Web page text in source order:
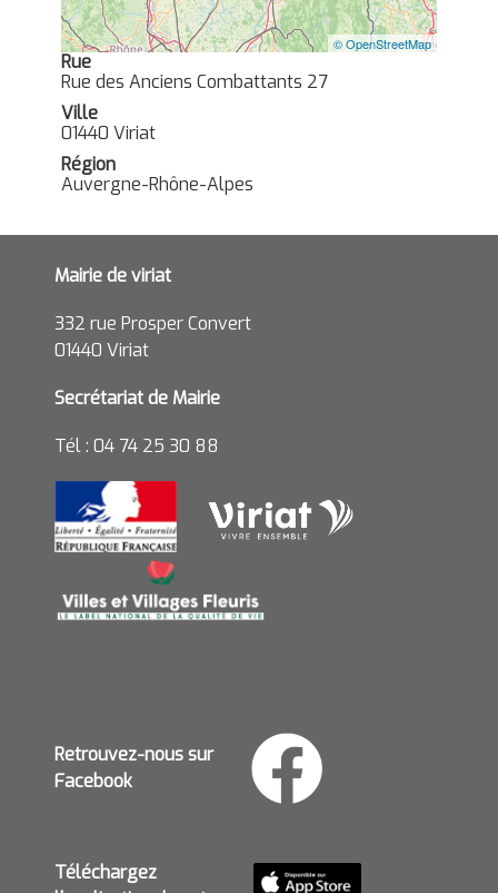
© OpenStreetMap
Rue
Rue des Anciens Combattants 27
Ville
01440 Viriat
Région
Auvergne-Rhône-Alpes
Mairie de viriat
332 rue Prosper Convert
01440 Viriat
Secrétariat de Mairie
Tél : 04 74 25 30 88
Retrouvez-nous sur
Facebook
Téléchargez